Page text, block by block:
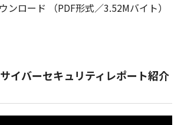
ンロード （PDF形式／3.52Mバイト）
イバーセキュリティレポート紹介